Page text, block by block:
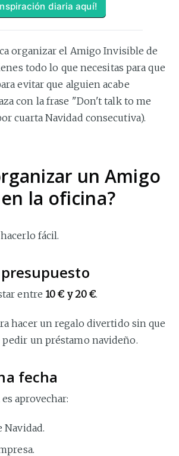
diaria aquí!
organizar el Amigo Invisible de
todo lo que necesitas para que
evitar que alguien acabe
con la frase "Don't talk to me
cuarta Navidad consecutiva).
un Amigo
la oficina?
fácil.
entre 10 € y 20 €.
hacer un regalo divertido sin que
pedir un préstamo navideño.
fecha
aprovechar:
Navidad.